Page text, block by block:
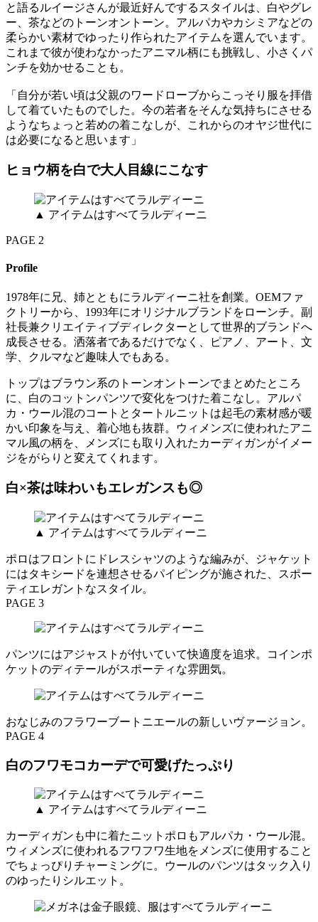
と語るルイージさんが最近好んでするスタイルは、白やグレ
ー、茶などのトーンオントーン。アルパカやカシミアなどの
柔らかい素材でゆったり作られたアイテムを選んでいます。
これまで彼が使わなかったアニマル柄にも挑戦し、小さくパ
ンチを効かせることも。
「自分が若い頃は父親のワードローブからこっそり服を拝借
して着ていたものでした。今の若者をそんな気持ちにさせる
ようなちょっと若めの着こなしが、これからのオヤジ世代に
は必要になると思います」
ヒョウ柄を白で大人目線にこなす
▲ アイテムはすべてラルディーニ
PAGE 2
Profile
1978年に兄、姉とともにラルディーニ社を創業。OEMファ
クトリーから、1993年にオリジナルブランドをローンチ。副
社長兼クリエイティブディレクターとして世界的ブランドへ
成長させる。洒落者であるだけでなく、ピアノ、アート、文
学、クルマなど趣味人でもある。
トップはブラウン系のトーンオントーンでまとめたところ
に、白のコットンパンツで変化をつけた着こなし。アルパ
カ・ウール混のコートとタートルニットは起毛の素材感が暖
かい印象を与え、着心地も抜群。ウィメンズに使われたアニ
マル風の柄を、メンズにも取り入れたカーディガンがイメー
ジをがらりと変えてくれます。
白×茶は味わいもエレガンスも◎
▲ アイテムはすべてラルディーニ
ポロはフロントにドレスシャツのような編みが、ジャケット
にはタキシードを連想させるパイピングが施された、スポー
ティエレガントなスタイル。
PAGE 3
パンツにはアジャストが付いていて快適度を追求。コインポ
ケットのディテールがスポーティな雰囲気。
おなじみのフラワーブートニエールの新しいヴァージョン。
PAGE 4
白のフワモコカーデで可愛げたっぷり
▲ アイテムはすべてラルディーニ
カーディガンも中に着たニットポロもアルパカ・ウール混。
ウィメンズに使われるフワフワ生地をメンズに使用すること
でちょっぴりチャーミングに。ウールのパンツはタック入り
のゆったりシルエット。